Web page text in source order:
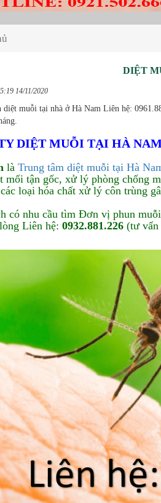
DIỆT
14/11/2020
muỗi tại nhà ở Hà Nam Liên hệ:
DIỆT MUỖI TẠI HÀ
là Trung tâm diệt muỗi tại Hà
mối tận gốc, xử lý phòng chống
loại hóa chất xử lý côn trùng
có nhu cầu tìm Đơn vị phun
Liên hệ: 0932.881.226 (tư vấn